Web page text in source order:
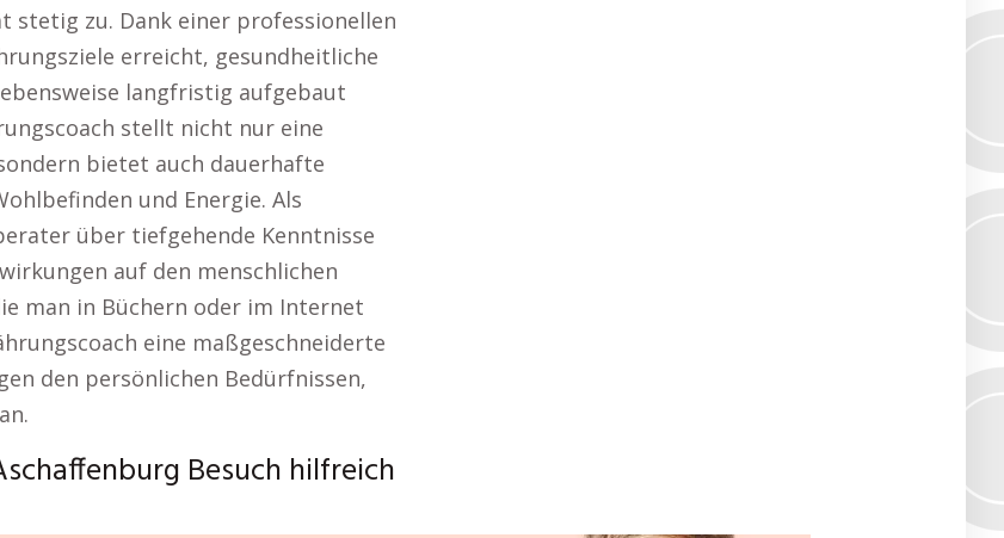
stetig zu. Dank einer professionellen
erreicht, gesundheitliche
langfristig aufgebaut
stellt nicht nur eine
bietet auch dauerhafte
und Energie. Als
über tiefgehende Kenntnisse
auf den menschlichen
man in Büchern oder im Internet
eine maßgeschneiderte
den persönlichen Bedürfnissen,
Besuch hilfreich